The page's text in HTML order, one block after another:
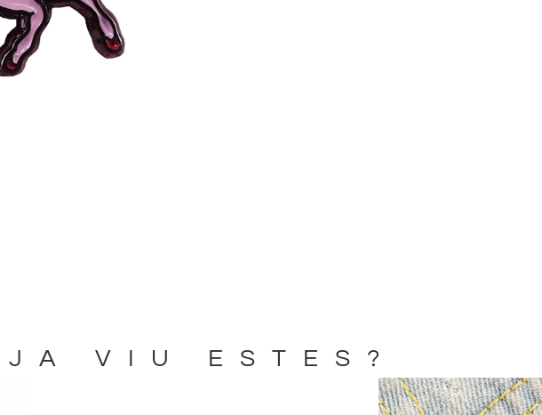
JA VIU ESTES?